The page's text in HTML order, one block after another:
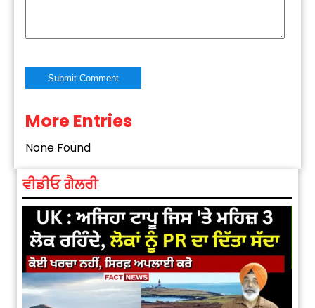
Alternative:
More Entries
None Found
ਵੀਡੀਓ ਗੈਲਰੀ